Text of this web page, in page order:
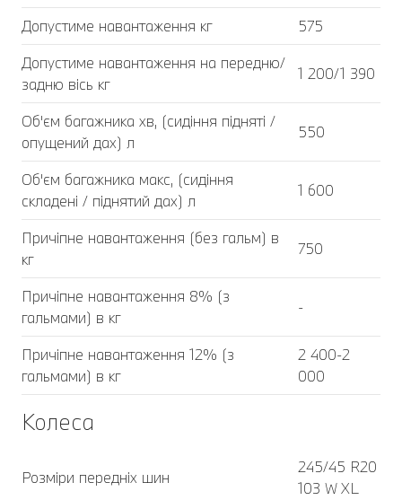
Допустиме навантаження кг
575
Допустиме навантаження на передню/
задню вісь кг
1 200/1 390
Об'єм багажника хв, (сидіння підняті /
опущений дах) л
550
Об'єм багажника макс, (сидіння
складені / піднятий дах) л
1 600
Причіпне навантаження (без гальм) в
кг
750
Причіпне навантаження 8% (з
гальмами) в кг
-
Причіпне навантаження 12% (з
гальмами) в кг
2 400-2
000
Колеса
Розміри передніх шин
245/45 R20
103 W XL